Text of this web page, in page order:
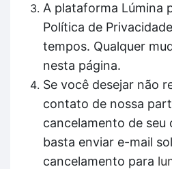
A plataforma Lúmina
Política de
tempos. Qualquer
nesta página.
Se você desejar não
contato de nossa
cancelamento de seu
basta enviar e-mail
cancelamento para